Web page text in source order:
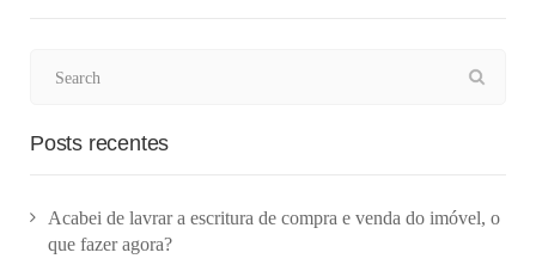
Posts recentes
Acabei de lavrar a escritura de compra e venda do imóvel, o
que fazer agora?